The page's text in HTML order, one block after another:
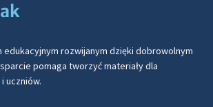
rozwijanym dzięki dobrowolnym
pomaga tworzyć materiały dla
uczniów.